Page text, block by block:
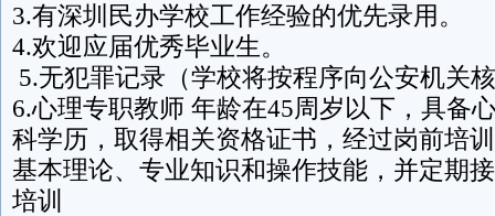
3.有深圳民办学校工作经验的优先录用。
4.欢迎应届优秀毕业生。
5.无犯罪记录（学校将按程序向公安机关
6.心理专职教师 年龄在45周岁以下，具备
科学历，取得相关资格证书，经过岗前培
基本理论、专业知识和操作技能，并定期
培训